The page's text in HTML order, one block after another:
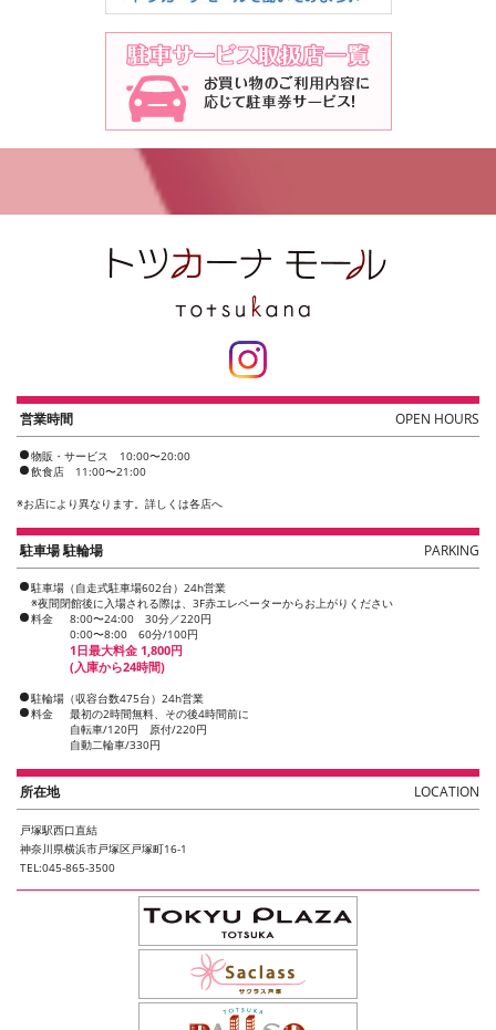
営業時間 OPEN HOURS
物販・サービス 10:00〜20:00
飲食店 11:00〜21:00
※お店により異なります。詳しくは各店へ
駐車場 駐輪場 PARKING
駐車場（自走式駐車場602台）24h営業
※夜間閉館後に入場される際は、3F赤エレベーターからお上がりください
料金
8:00〜24:00 30分／220円
0:00〜8:00 60分/100円
1日最大料金 1,800円
(入庫から24時間)
駐輪場（収容台数475台）24h営業
料金
最初の2時間無料、その後4時間前に
自転車/120円 原付/220円
自動二輪車/330円
所在地 LOCATION
戸塚駅西口直結
神奈川県横浜市戸塚区戸塚町16-1
TEL:045-865-3500